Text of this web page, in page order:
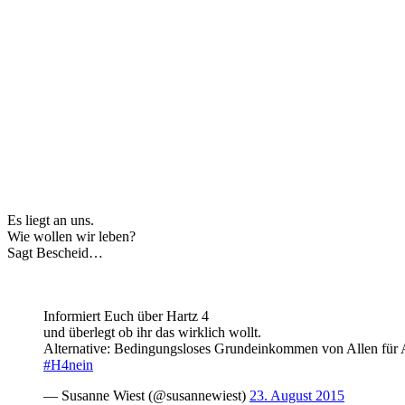
Es liegt an uns.
Wie wollen wir leben?
Sagt Bescheid…
Informiert Euch über Hartz 4
und überlegt ob ihr das wirklich wollt.
Alternative: Bedingungsloses Grundeinkommen von Allen für
#H4nein
— Susanne Wiest (@susannewiest) 23. August 2015